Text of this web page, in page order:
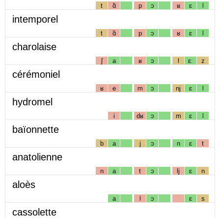
t ɑ̃ p ɔ ʁ ɛ l
intemporel
t ɑ̃ p ɔ ʁ ɛ l
charolaise
ʃ a ʁ ɔ l ɛː z
cérémoniel
ʁ e m ɔ nj ɛ l
hydromel
i dʁ ɔ m ɛ l
baïonnette
b a j ɔ n ɛ t
anatolienne
n a t ɔ lj ɛ n
aloès
a l ɔ ɛ s
cassolette